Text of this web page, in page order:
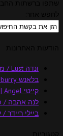
ונדה Lust / משתעשע בייב
בלאנש Bradburry / מַלכּוֹדֶת אָדָם
קייטי Angel | חום ראשוני
לנה אהבה /
ביילי ריידר